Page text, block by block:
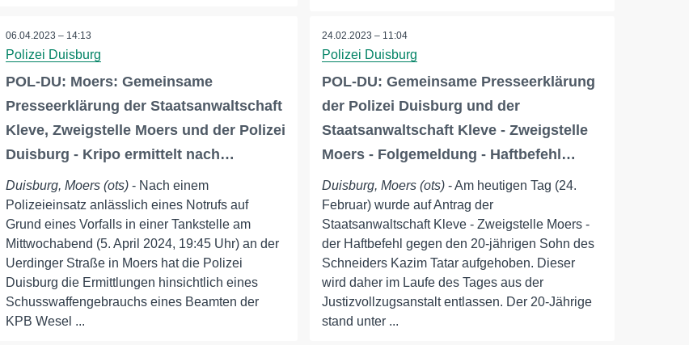
06.04.2023 – 14:13
Polizei Duisburg
POL-DU: Moers: Gemeinsame
Presseerklärung der Staatsanwaltschaft
Kleve, Zweigstelle Moers und der Polizei
Duisburg - Kripo ermittelt nach…
Duisburg, Moers (ots)- Nach einem
Polizeieinsatz anlässlich eines Notrufs auf
Grund eines Vorfalls in einer Tankstelle am
Mittwochabend (5. April 2024, 19:45 Uhr) an der
Uerdinger Straße in Moers hat die Polizei
Duisburg die Ermittlungen hinsichtlich eines
Schusswaffengebrauchs eines Beamten der
KPB Wesel ...
24.02.2023 – 11:04
Polizei Duisburg
POL-DU: Gemeinsame Presseerklärung
der Polizei Duisburg und der
Staatsanwaltschaft Kleve - Zweigstelle
Moers - Folgemeldung - Haftbefehl…
Duisburg, Moers (ots) - Am heutigen Tag (24.
Februar) wurde auf Antrag der
Staatsanwaltschaft Kleve - Zweigstelle Moers -
der Haftbefehl gegen den 20-jährigen Sohn des
Schneiders Kazim Tatar aufgehoben. Dieser
wird daher im Laufe des Tages aus der
Justizvollzugsanstalt entlassen. Der 20-Jährige
stand unter ...